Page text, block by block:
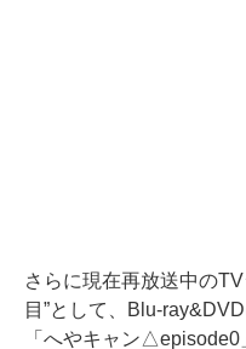
さらに現在再放送中の
目”として、Blu-
「へやキャン